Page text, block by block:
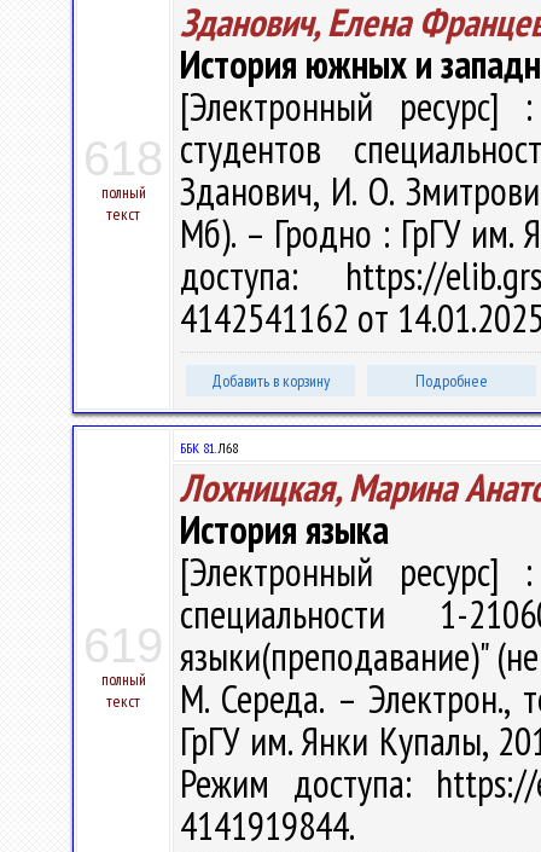
618
полный
текст
Зданович, Елена
История южных и
[Электронный ресурс]
студентов
Зданович, И. О.
Мб). – Гродно : ГрГУ им.
доступа: https://
4142541162 от
Добавить в корзину Подробнее
619
полный
текст
ББК 81.Л68
Лохницкая, Марина
История языка
[Электронный ресурс]
специальности 1-
языки(преподавание)"
М. Середа. – Электрон.,
ГрГУ им. Янки Купалы,
Режим доступа:
4141919844.